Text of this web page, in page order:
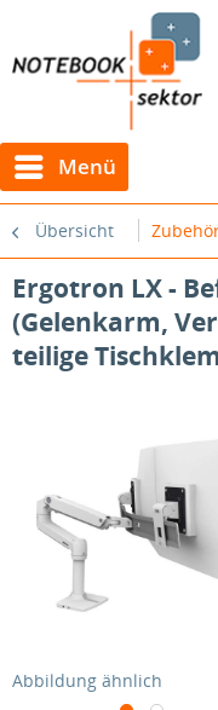
Menü
Übersicht
Ergotron LX -
(Gelenkarm,
teilige
Abbildung ähnlich